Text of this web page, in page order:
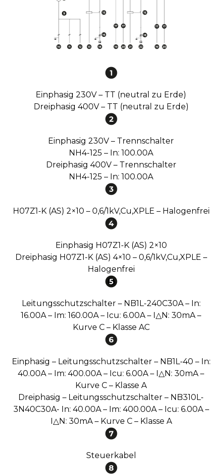
Einphasig 230V – TT (neutral zu Erde)
Dreiphasig 400V – TT (neutral zu Erde)
Einphasig 230V – Trennschalter
NH4-125 – In: 100.00A
Dreiphasig 400V – Trennschalter
NH4-125 – In: 100.00A
H07Z1-K (AS) 2×10 – 0,6/1kV,Cu,XPLE – Halogenfrei
Einphasig H07Z1-K (AS) 2×10
Dreiphasig H07Z1-K (AS) 4×10 – 0,6/1kV,Cu,XPLE –
Halogenfrei
Leitungsschutzschalter – NB1L-240C30A – In:
16.00A – Im: 160.00A – Icu: 6.00A – I△N: 30mA –
Kurve C – Klasse AC
Einphasig – Leitungsschutzschalter – NB1L-40 – In:
40.00A – Im: 400.00A – Icu: 6.00A – I△N: 30mA –
Kurve C – Klasse A
Dreiphasig – Leitungsschutzschalter – NB310L-
3N40C30A- In: 40.00A – Im: 400.00A – Icu: 6.00A –
I△N: 30mA – Kurve C – Klasse A
Steuerkabel